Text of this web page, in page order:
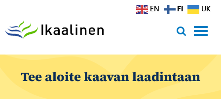
Tee aloite kaavan laadintaan
EN FI UK